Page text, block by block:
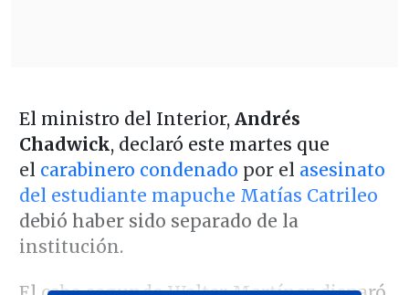
El ministro del Interior, Andrés
Chadwick, declaró este martes que
el carabinero condenado por el asesinato
del estudiante mapuche Matías Catrileo
debió haber sido separado de la
institución.